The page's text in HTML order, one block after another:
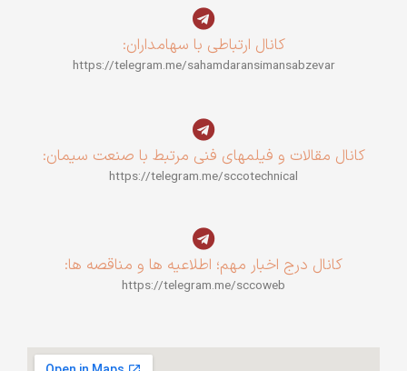
کانال ارتباطی با سهامداران:
https://telegram.me/sahamdaransimansabzevar
کانال مقالات و فیلمهای فنی مرتبط با صنعت سیمان:
https://telegram.me/sccotechnical
کانال درج اخبار مهم؛ اطلاعیه ها و مناقصه ها:
https://telegram.me/sccoweb